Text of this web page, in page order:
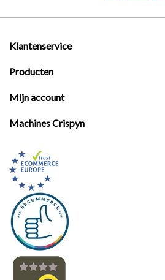
Machines |
Cadeaubonnen &
Relatiegeschenken |
Onderdelen |
Oliën & Smeermiddelen |
TIPS & KENNIS
Klantenservice
Producten
Mijn account
Machines Crispyn